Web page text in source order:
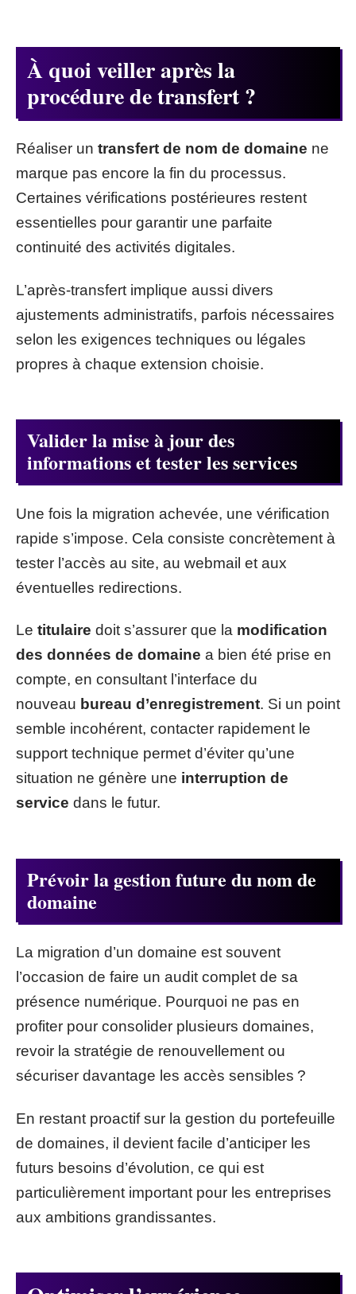
À quoi veiller après la
procédure de transfert ?
Réaliser un transfert de nom de domaine ne
marque pas encore la fin du processus.
Certaines vérifications postérieures restent
essentielles pour garantir une parfaite
continuité des activités digitales.
L’après-transfert implique aussi divers
ajustements administratifs, parfois nécessaires
selon les exigences techniques ou légales
propres à chaque extension choisie.
Valider la mise à jour des
informations et tester les services
Une fois la migration achevée, une vérification
rapide s’impose. Cela consiste concrètement à
tester l’accès au site, au webmail et aux
éventuelles redirections.
Le titulaire doit s’assurer que la modification
des données de domaine a bien été prise en
compte, en consultant l’interface du
nouveau bureau d’enregistrement. Si un point
semble incohérent, contacter rapidement le
support technique permet d’éviter qu’une
situation ne génère une interruption de
service dans le futur.
Prévoir la gestion future du nom de
domaine
La migration d’un domaine est souvent
l’occasion de faire un audit complet de sa
présence numérique. Pourquoi ne pas en
profiter pour consolider plusieurs domaines,
revoir la stratégie de renouvellement ou
sécuriser davantage les accès sensibles ?
En restant proactif sur la gestion du portefeuille
de domaines, il devient facile d’anticiper les
futurs besoins d’évolution, ce qui est
particulièrement important pour les entreprises
aux ambitions grandissantes.